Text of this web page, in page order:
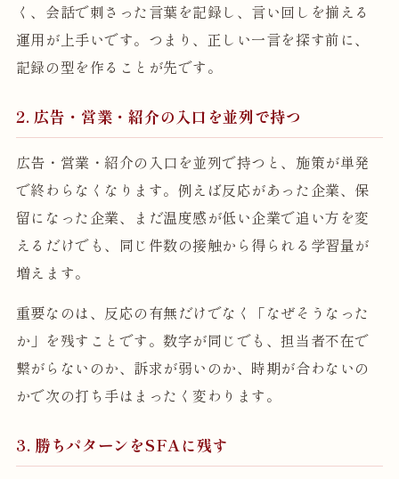
く、会話で刺さった言葉を記録し、言い回しを揃える
運用が上手いです。つまり、正しい一言を探す前に、
記録の型を作ることが先です。
2. 広告・営業・紹介の入口を並列で持つ
広告・営業・紹介の入口を並列で持つと、施策が単発
で終わらなくなります。例えば反応があった企業、保
留になった企業、まだ温度感が低い企業で追い方を変
えるだけでも、同じ件数の接触から得られる学習量が
増えます。
重要なのは、反応の有無だけでなく「なぜそうなった
か」を残すことです。数字が同じでも、担当者不在で
繋がらないのか、訴求が弱いのか、時期が合わないの
かで次の打ち手はまったく変わります。
3. 勝ちパターンをSFAに残す